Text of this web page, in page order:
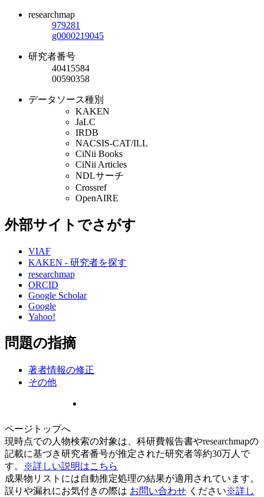
researchmap
979281
g0000219045
研究者番号
40415584
00590358
データソース種別
KAKEN
JaLC
IRDB
NACSIS-CAT/ILL
CiNii Books
CiNii Articles
NDLサーチ
Crossref
OpenAIRE
外部サイトでさがす
VIAF
KAKEN - 研究者を探す
researchmap
ORCID
Google Scholar
Google
Yahoo!
問題の指摘
著者情報の修正
その他
ページトップへ
現時点での人物検索の対象は、科研費報告書やresearchmapの
記載に基づき研究者番号が推定された研究者等約30万人で
す。
※詳しい説明はこちら
成果物リストには自動推定処理の結果が適用されています。
誤りや漏れにお気付きの際は お問い合わせ ください※詳し